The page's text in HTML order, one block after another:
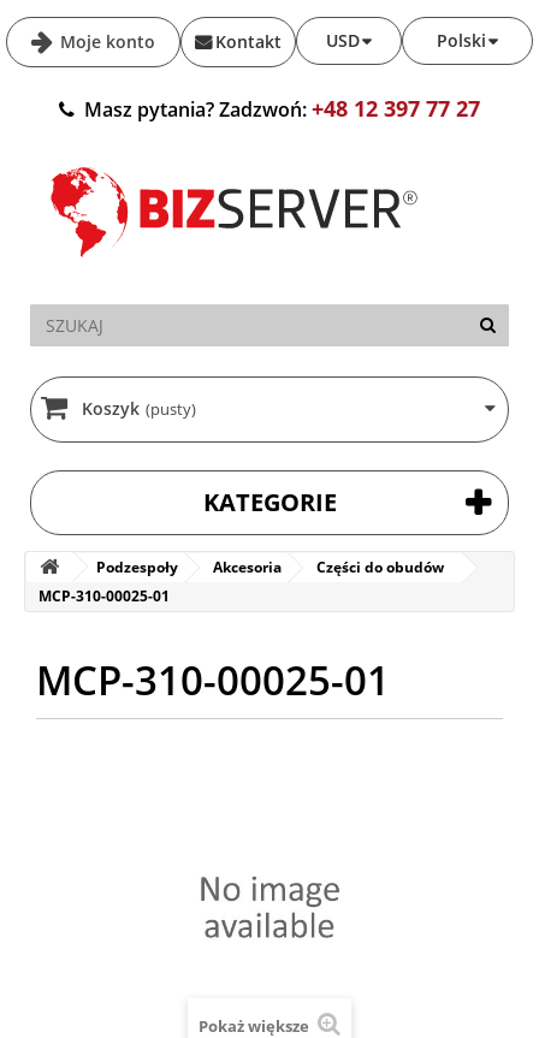
Moje konto Polski
USD
Kontakt
Masz pytania? Zadzwoń:+48 12 397 77 27
Koszyk (pusty)
KATEGORIE
Podzespoły Akcesoria
Części do obudów
MCP-310-00025-01
MCP-310-00025-01
Pokaż większe